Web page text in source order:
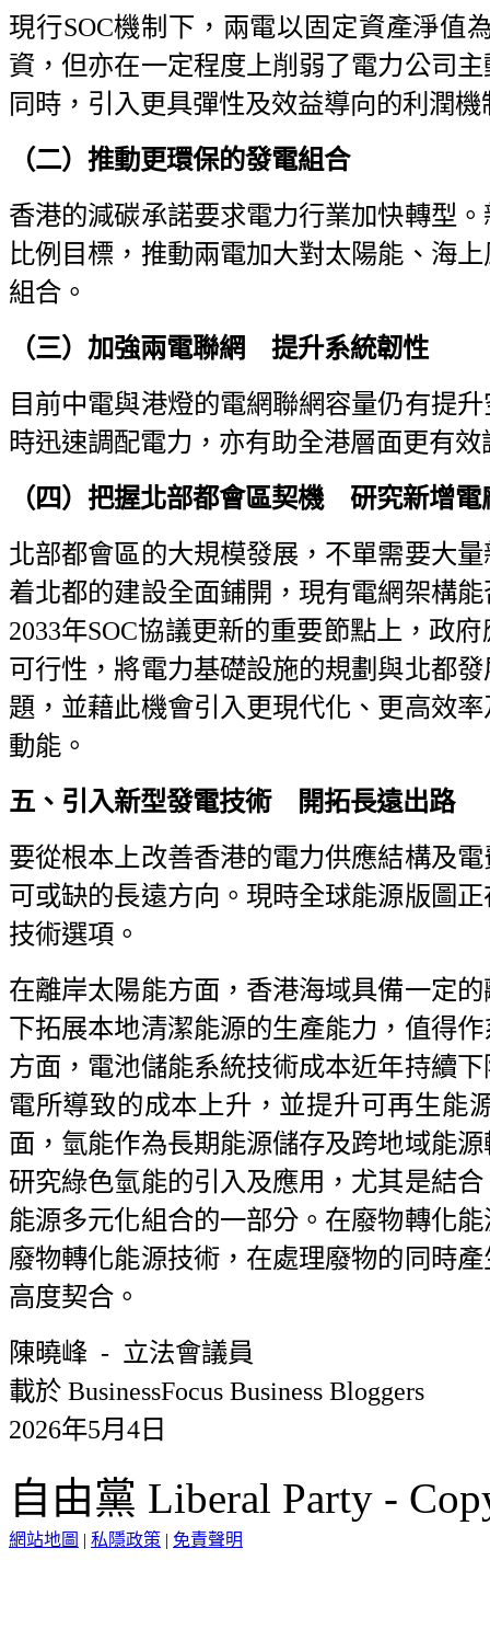
現行SOC機制下，兩電以固定資產淨值
資，但亦在一定程度上削弱了電力公司
同時，引入更具彈性及效益導向的利潤
（二）推動更環保的發電組合
香港的減碳承諾要求電力行業加快轉型
比例目標，推動兩電加大對太陽能、海
組合。
（三）加強兩電聯網 提升系統韌性
目前中電與港燈的電網聯網容量仍有提
時迅速調配電力，亦有助全港層面更有
（四）把握北部都會區契機 研究新增電
北部都會區的大規模發展，不單需要大
着北都的建設全面鋪開，現有電網架構
2033年SOC協議更新的重要節點上，政
可行性，將電力基礎設施的規劃與北都
題，並藉此機會引入更現代化、更高效
動能。
五、引入新型發電技術 開拓長遠出路
要從根本上改善香港的電力供應結構及
可或缺的長遠方向。現時全球能源版圖
技術選項。
在離岸太陽能方面，香港海域具備一定
下拓展本地清潔能源的生產能力，值得
方面，電池儲能系統技術成本近年持續
電所導致的成本上升，並提升可再生能
面，氫能作為長期能源儲存及跨地域能
研究綠色氫能的引入及應用，尤其是結
能源多元化組合的一部分。在廢物轉化
廢物轉化能源技術，在處理廢物的同時
高度契合。
陳曉峰 - 立法會議員
載於 BusinessFocus Business Bloggers
2026年5月4日
自由黨 Liberal Party -
網站地圖 | 私隱政策 | 免責聲明